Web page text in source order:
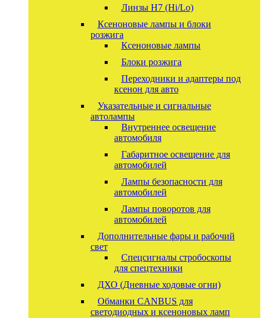
Линзы Н7 (Hi/Lo)
Ксеноновые лампы и блоки
розжига
Ксеноновые лампы
Блоки розжига
Переходники и адаптеры под
ксенон для авто
Указательные и сигнальные
автолампы
Внутреннее освещение
автомобиля
Габаритное освещение для
автомобилей
Лампы безопасности для
автомобилей
Лампы поворотов для
автомобилей
Дополнительные фары и рабочий
свет
Спецсигналы стробоскопы
для спецтехники
ДХО (Дневные ходовые огни)
Обманки CANBUS для
светодиодных и ксеноновых ламп